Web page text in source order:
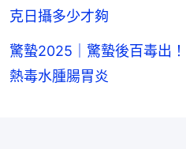
克日攝多少才夠
驚蟄2025｜驚蟄後百毒出
熱毒水腫腸胃炎